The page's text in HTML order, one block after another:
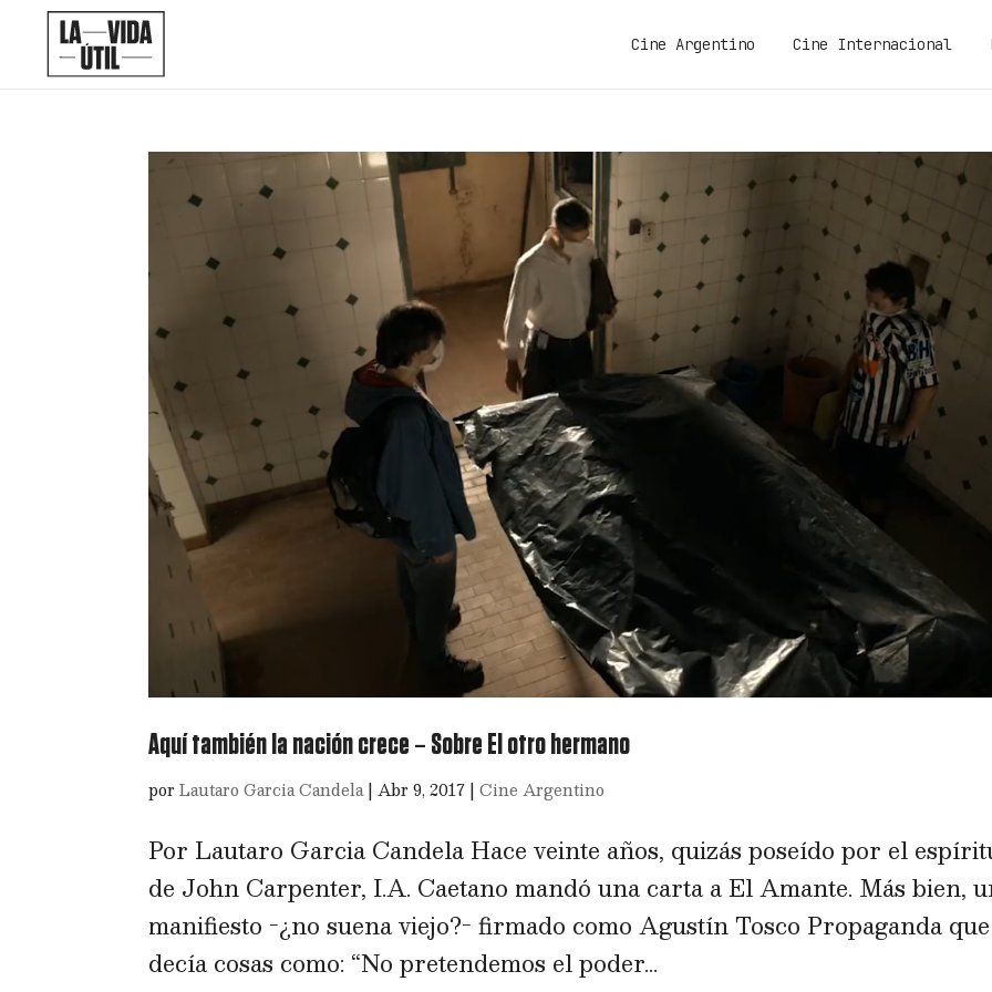
Cine Argentino Cine Internacional
Aquí también la nación crece – Sobre El otro hermano
porLautaro Garcia Candela|Abr 9, 2017 |Cine Argentino
Por Lautaro Garcia Candela Hace veinte años, quizás poseído por el
de John Carpenter, I.A. Caetano mandó una carta a El Amante. Más bien,
manifiesto -¿no suena viejo?- firmado como Agustín Tosco Propaganda que
decía cosas como: “No pretendemos el poder...